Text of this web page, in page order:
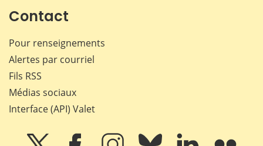
Contact
Pour renseignements
Alertes par courriel
Fils RSS
Médias sociaux
Interface (API) Valet